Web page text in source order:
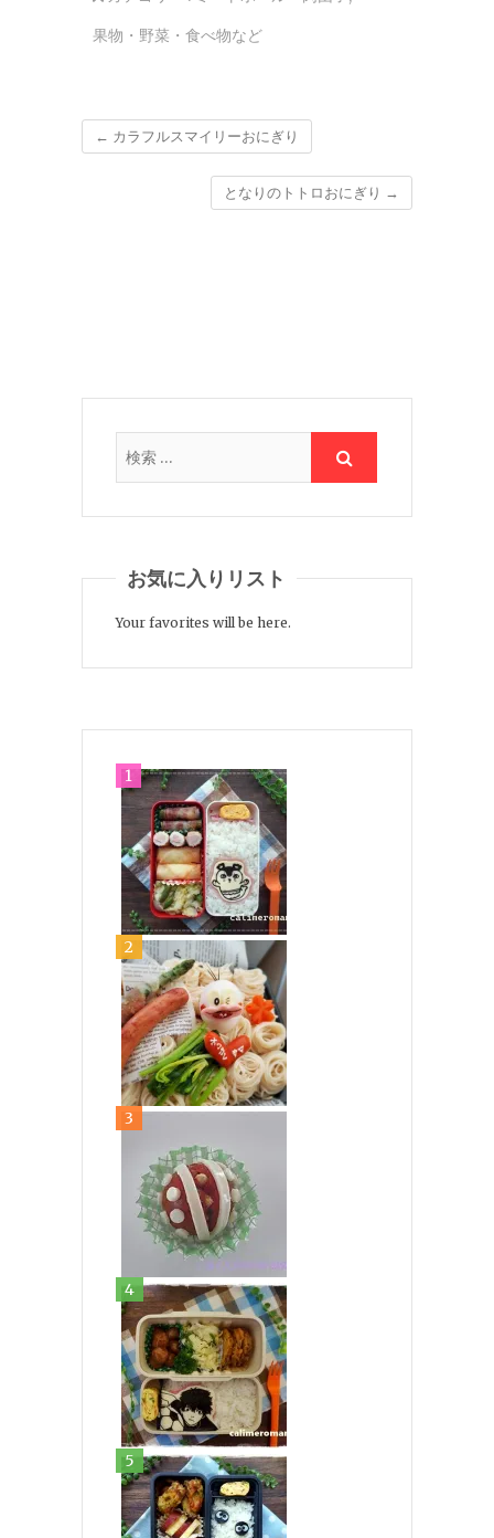
果物・野菜・食べ物など
← カラフルスマイリーおにぎり
となりのトトロおにぎり →
お気に入りリスト
Your favorites will be here.